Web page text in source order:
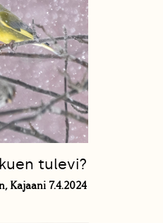
tulevi?
Kajaani 7.4.2024